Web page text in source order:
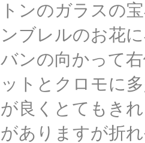
トンのガラスの
ンブレルのお花
バンの向かって
ットとクロモに
が良くとてもき
がありますが折